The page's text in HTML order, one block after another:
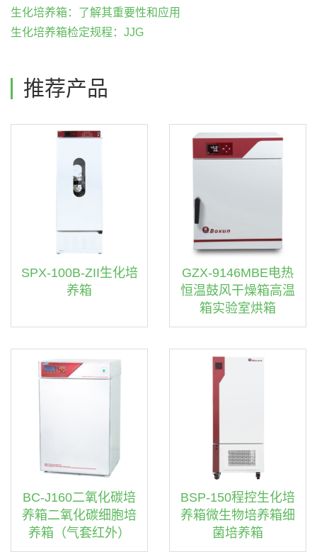
生化培养箱：了解其重要性和应用
生化培养箱检定规程：JJG
推荐产品
SPX-100B-ZII生化培
养箱
GZX-9146MBE电热
恒温鼓风干燥箱高温
箱实验室烘箱
BC-J160二氧化碳培
养箱二氧化碳细胞培
养箱（气套红外）
BSP-150程控生化培
养箱微生物培养箱细
菌培养箱